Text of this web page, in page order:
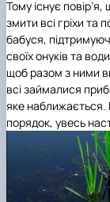
Тому існує
змити всі гріхи та
бабуся,
своїх онуків та
щоб разом з ними
всі займалися
яке
порядок, увесь